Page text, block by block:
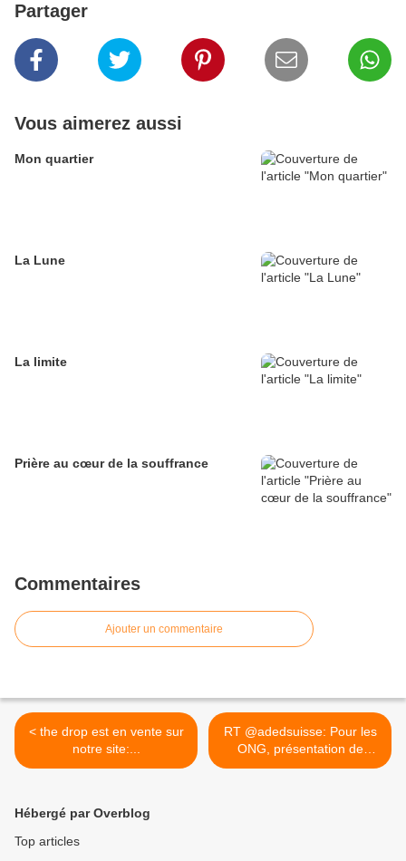
Partager
Vous aimerez aussi
Mon quartier
La Lune
La limite
Prière au cœur de la souffrance
Commentaires
Ajouter un commentaire
< the drop est en vente sur
notre site:...
RT @adedsuisse: Pour les
ONG, présentation de
The... >
Hébergé par Overblog
Top articles